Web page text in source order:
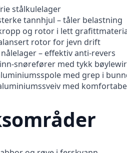
stålkulelager
tannhjul – tåler belastning
og rotor i lett
rotor for jevn drift
nålelager – effektiv anti-revers
snørefører med tykk
med grep i
med